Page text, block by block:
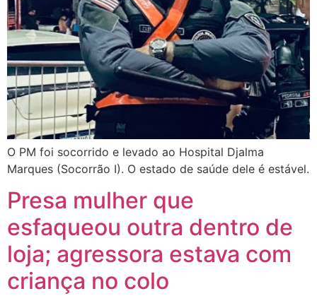
O PM foi socorrido e levado ao Hospital Djalma
Marques (Socorrão I). O estado de saúde dele é estável.
Presa mulher que
esfaqueou outra dentro de
loja; agressora estava com
criança no colo